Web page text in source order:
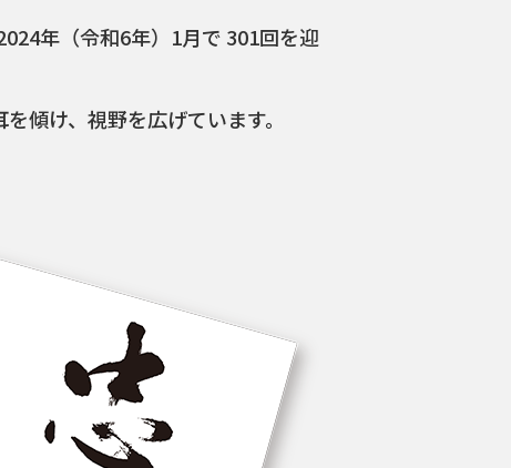
年（令和6年）1月で 301回を迎
傾け、視野を広げています。